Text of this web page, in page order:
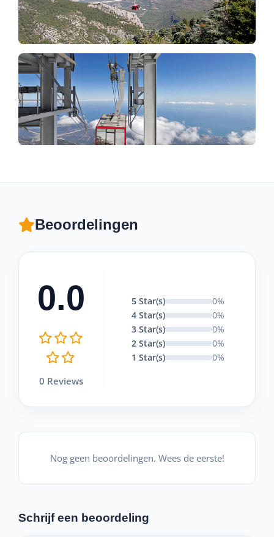
Beoordelingen
0.0
0 Reviews
5 Star(s)
0%
4 Star(s)
0%
3 Star(s)
0%
2 Star(s)
0%
1 Star(s)
0%
Nog geen beoordelingen. Wees de eerste!
Schrijf een beoordeling